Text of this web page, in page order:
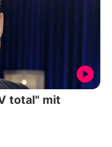
total" mit